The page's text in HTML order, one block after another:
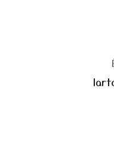
AUTEUR